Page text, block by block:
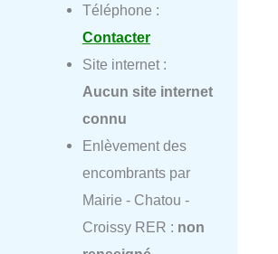
Téléphone :
Contacter
Site internet :
Aucun site internet
connu
Enlèvement des
encombrants par
Mairie - Chatou -
Croissy RER : non